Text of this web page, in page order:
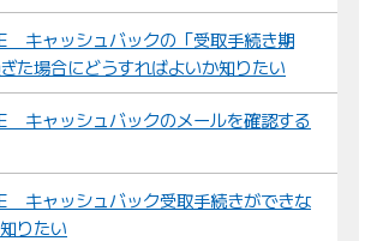
キャッシュバックの「受取手続き期
た場合にどうすればよいか知りたい
キャッシュバックのメールを確認する
キャッシュバック受取手続きができな
りたい